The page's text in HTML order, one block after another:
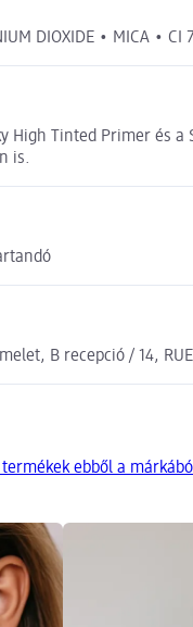
DIOXIDE • MICA • CI
Tinted Primer és
is.
B recepció / 14,
termékek ebből a